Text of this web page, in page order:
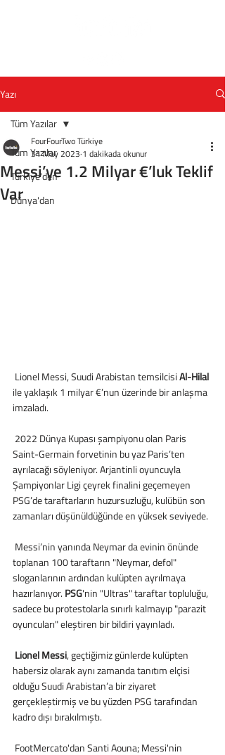
Yazı
Tüm Yazılar
Türkiye'den
Dünya'dan
Tüm Yazılar
Messi’ye 1.2 Milyar €’luk Teklif
Var
FourFourTwo Türkiye
31 May 2023 1 dakikada okunur
Lionel Messi, Suudi Arabistan temsilcisi Al-Hilal
ile yaklaşık 1 milyar €’nun üzerinde bir anlaşma
imzaladı.
Saint-Germain forvetinin bu yaz Paris’ten
ayrılacağı söyleniyor. Arjantinli oyuncuyla
Şampiyonlar Ligi çeyrek finalini geçemeyen
PSG’de taraftarların huzursuzluğu, kulübün son
zamanları düşünüldüğünde en yüksek seviyede.
toplanan 100 taraftarın "Neymar, defol"
sloganlarının ardından kulüpten ayrılmaya
hazırlanıyor. PSG'nin "Ultras" taraftar topluluğu,
sadece bu protestolarla sınırlı kalmayıp "parazit
oyuncuları" eleştiren bir bildiri yayınladı.
Lionel Messi, geçtiğimiz günlerde kulüpten
habersiz olarak aynı zamanda tanıtım elçisi
olduğu Suudi Arabistan’a bir ziyaret
gerçekleştirmiş ve bu yüzden PSG tarafından
kadro dışı bırakılmıştı.